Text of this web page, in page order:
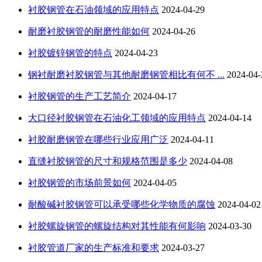
衬胶钢管在石油领域的应用特点 2024-04-29
耐磨衬胶钢管的耐磨性能如何 2024-04-26
衬胶镀锌钢管的特点 2024-04-23
钢衬耐磨衬胶钢管与其他耐磨钢管相比有何不 ... 2024-
衬胶钢管的生产工艺简介 2024-04-17
大口径衬胶钢管在石油化工领域的应用特点 2024-04-14
衬胶耐磨钢管在哪些行业应用广泛 2024-04-11
直缝衬胶钢管的尺寸和规格范围是多少 2024-04-08
衬胶钢管的市场前景如何 2024-04-05
耐酸碱衬胶钢管可以承受哪些化学物质的腐蚀 2024-04-02
衬胶螺旋钢管的螺旋结构对其性能有何影响 2024-03-30
衬胶管道厂家的生产标准和要求 2024-03-27